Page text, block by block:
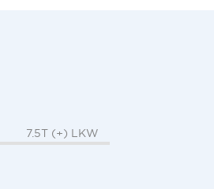
7.5T (+) LKW